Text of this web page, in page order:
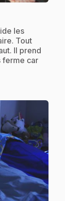
les
Tout
Il prend
ferme car